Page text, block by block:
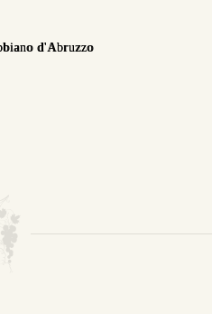
d'Abruzzo